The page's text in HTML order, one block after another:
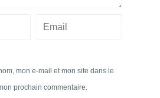
mon e-mail et mon site dans le
prochain commentaire.